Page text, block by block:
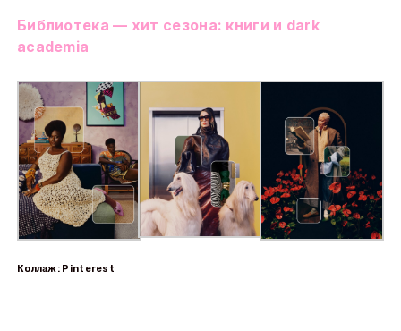
Библиотека — хит сезона: книги и dark
academia
Коллаж: Pinterest